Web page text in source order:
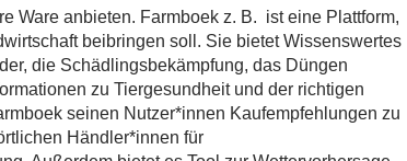
Ware anbieten. Farmboek z. B. ist eine Plattform,
beibringen soll. Sie bietet Wissenswertes
die Schädlingsbekämpfung, das Düngen
zu Tiergesundheit und der richtigen
seinen Nutzer*innen Kaufempfehlungen zu
Händler*innen für